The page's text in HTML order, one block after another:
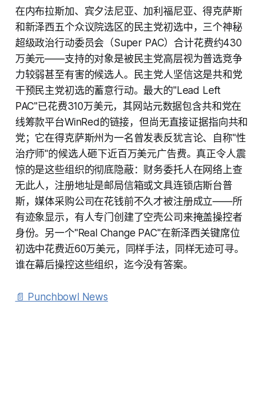
在内布拉斯加、宾夕法尼亚、加利福尼亚、得克萨斯
和新泽西五个众议院选区的民主党初选中，三个神秘
超级政治行动委员会（Super PAC）合计花费约430
万美元——支持的对象是被民主党高层视为普选竞争
力较弱甚至有害的候选人。民主党人坚信这是共和党
干预民主党初选的蓄意行动。最大的"Lead Left
PAC"已花费310万美元，其网站元数据包含共和党在
线筹款平台WinRed的链接，但尚无直接证据指向共和
党；它在得克萨斯州为一名曾发表反犹言论、自称"性
治疗师"的候选人砸下近百万美元广告费。真正令人震
惊的是这些组织的彻底隐蔽：财务委托人在网络上查
无此人，注册地址是邮局信箱或文具连锁店斯台普
斯，媒体采购公司在花钱前不久才被注册成立——所
有迹象显示，有人专门创建了空壳公司来掩盖操控者
身份。另一个"Real Change PAC"在新泽西关键席位
初选中花费近60万美元，同样手法，同样无迹可寻。
谁在幕后操控这些组织，迄今没有答案。
📄 Punchbowl News